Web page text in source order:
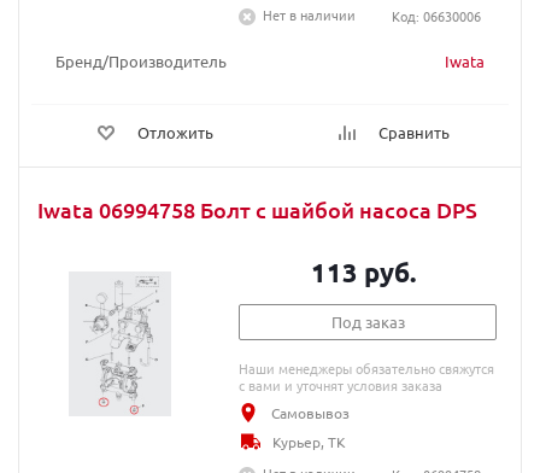
Бренд/Производитель Iwata
Отложить Сравнить
Нет в наличии
Код: 06630006
Iwata 06994758 Болт с шайбой насоса DPS
113 руб.
Под заказ
Наши менеджеры обязательно свяжутся
с вами и уточнят условия заказа
Самовывоз
Курьер, ТК